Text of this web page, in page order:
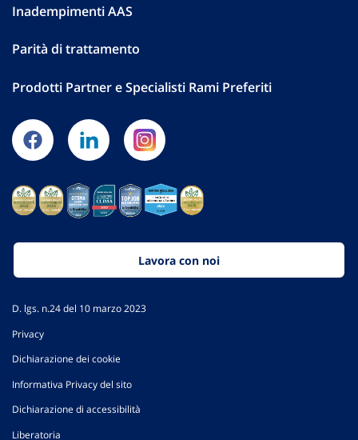
Inadempimenti AAS
Parità di trattamento
Prodotti Partner e Specialisti Rami Preferiti
Lavora con noi
D. lgs. n.24 del 10 marzo 2023
Privacy
Dichiarazione dei cookie
Informativa Privacy del sito
Dichiarazione di accessibilità
Liberatoria